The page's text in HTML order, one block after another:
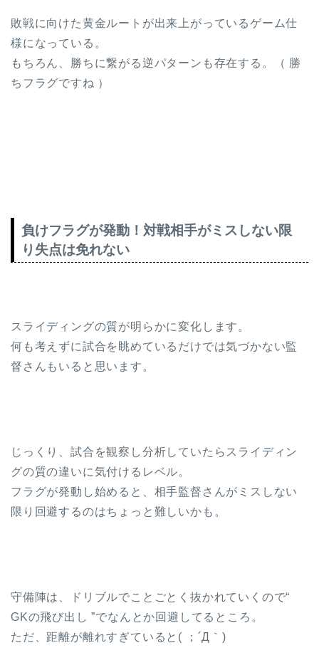
敗戦に向けた黄金ルートが出来上がっているゲーム仕
様になっている。
もちろん、勝ちに繋がる逆パターンも存在する。（ 勝
ちフラグですね ）
負けフラグが発動！対戦相手がミスしない限
り失点は免れない
スライディングの質が明らかに変化します。
何も考えずに試合を眺めているだけでは気づかない監
督さんもいると思います。
じっくり、試合を観察し分析していたらスライディン
グの質の違いに気付けるレベル。
フラグが発動し始めると、相手監督さんがミスしない
限り回避するのはちょっと難しいかも。
守備陣は、ドリブルでことごとく抜かれていくので“
GKの飛び出し ”でなんとか回避してるところ。
ただ、距離が離れすぎていると( ；´Д｀)